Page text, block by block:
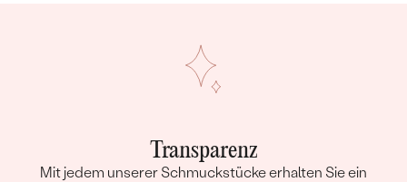
Transparenz
Mit jedem unserer Schmuckstücke erhalten Sie ein